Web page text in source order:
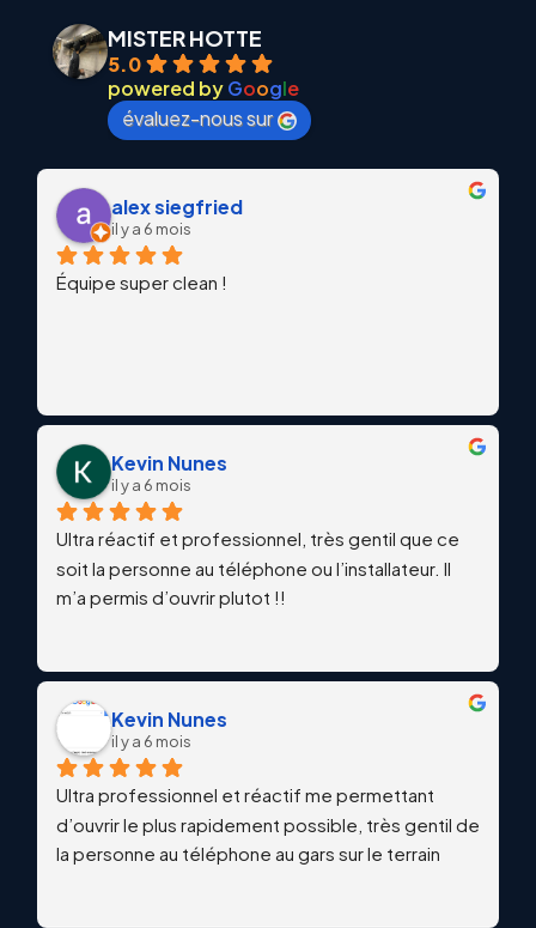
MISTER HOTTE
5.0
powered byGoogle
évaluez-nous sur
alex siegfried
il y a 6 mois
Équipe super clean !
Kevin Nunes
il y a 6 mois
Ultra réactif et professionnel, très gentil que ce
soit la personne au téléphone ou l’installateur. Il
m’a permis d’ouvrir plutot !!
Kevin Nunes
il y a 6 mois
Ultra professionnel et réactif me permettant
d’ouvrir le plus rapidement possible, très gentil de
la personne au téléphone au gars sur le terrain